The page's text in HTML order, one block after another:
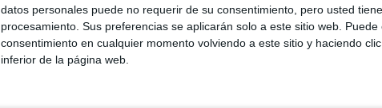
datos personales puede no requerir de su consentimiento, pero usted
procesamiento. Sus preferencias se aplicarán solo a este sitio web.
consentimiento en cualquier momento volviendo a este sitio y haciendo
inferior de la página web.